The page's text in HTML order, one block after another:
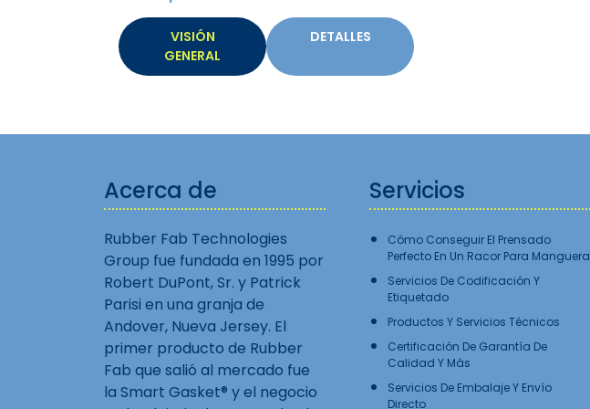
VISIÓN
GENERAL
DETALLES
Acerca de
Rubber Fab Technologies
Group fue fundada en 1995 por
Robert DuPont, Sr. y Patrick
Parisi en una granja de
Andover, Nueva Jersey. El
primer producto de Rubber
Fab que salió al mercado fue
la Smart Gasket® y el negocio
Servicios
Cómo Conseguir El Prensado
Perfecto En Un Racor Para Manguera
Servicios De Codificación Y
Etiquetado
Productos Y Servicios Técnicos
Certificación De Garantía De
Calidad Y Más
Servicios De Embalaje Y Envío
Directo